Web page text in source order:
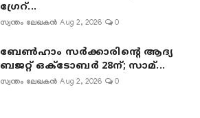
ഗ്രേറ്...
സ്വന്തം ലേഖകൻ Aug 2, 2026 0
ബേൺഹാം സർക്കാരിന്റെ ആദ്യ
ബജറ്റ് ഒക്ടോബർ 28ന്; സാമ്...
സ്വന്തം ലേഖകൻ Aug 2, 2026 0